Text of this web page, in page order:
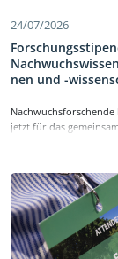
24/07/2026
nen und -
jetzt für das
Europäischen
bewerben, mit dem
Forschungstätigkeiten
öffentlichen Finanzen
EU unterstützt
des